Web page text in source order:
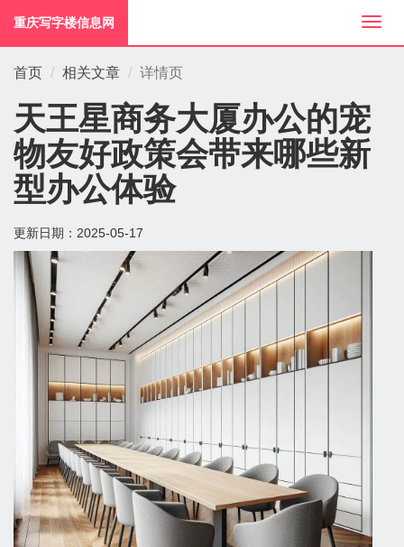
切
换
重庆写字楼信息网
首页 相关文章 详情页
天王星商务大厦办公的宠
物友好政策会带来哪些新
型办公体验
更新日期： 2025-05-17